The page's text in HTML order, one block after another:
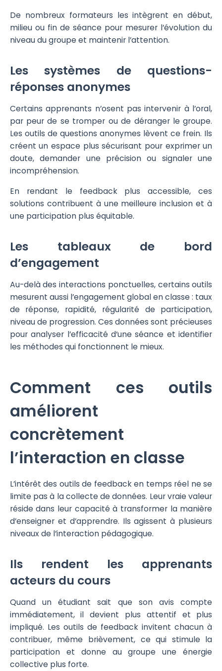
De nombreux formateurs les intègrent en début,
milieu ou fin de séance pour mesurer l’évolution du
niveau du groupe et maintenir l’attention.
Les systèmes de questions-
réponses anonymes
Certains apprenants n’osent pas intervenir à l’oral,
par peur de se tromper ou de déranger le groupe.
Les outils de questions anonymes lèvent ce frein. Ils
créent un espace plus sécurisant pour exprimer un
doute, demander une précision ou signaler une
incompréhension.
En rendant le feedback plus accessible, ces
solutions contribuent à une meilleure inclusion et à
une participation plus équitable.
Les tableaux de bord
d’engagement
Au-delà des interactions ponctuelles, certains outils
mesurent aussi l’engagement global en classe : taux
de réponse, rapidité, régularité de participation,
niveau de progression. Ces données sont précieuses
pour analyser l’efficacité d’une séance et identifier
les méthodes qui fonctionnent le mieux.
Comment ces outils
améliorent
concrètement
l’interaction en classe
L’intérêt des outils de feedback en temps réel ne se
limite pas à la collecte de données. Leur vraie valeur
réside dans leur capacité à transformer la manière
d’enseigner et d’apprendre. Ils agissent à plusieurs
niveaux de l’interaction pédagogique.
Ils rendent les apprenants
acteurs du cours
Quand un étudiant sait que son avis compte
immédiatement, il devient plus attentif et plus
impliqué. Les outils de feedback invitent chacun à
contribuer, même brièvement, ce qui stimule la
participation et donne au groupe une énergie
collective plus forte.